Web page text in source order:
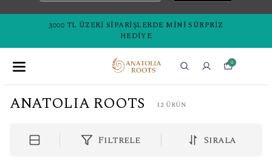
3000 TL ÜZERI SIPARIŞLERDE MINI SÜRPRIZ
HEDIYE
0
ANATOLIA ROOTS 12 ürün
Filtrele Sırala